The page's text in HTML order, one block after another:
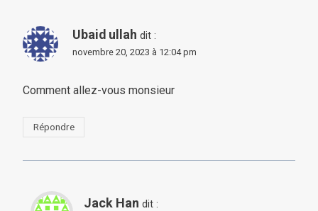
Ubaid ullah dit :
novembre 20, 2023 à 12:04 pm
Comment allez-vous monsieur
Répondre
Jack Han dit :